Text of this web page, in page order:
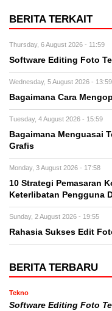
BERITA TERKAIT
Thursday, 6 August 2026 - 11:59
Software Editing Foto
Wednesday, 5 August 2026 - 13:59
Bagaimana Cara
Tuesday, 4 August 2026 - 15:59
Bagaimana Menguasai
Grafis
Monday, 3 August 2026 - 17:58
10 Strategi Pemasaran
Keterlibatan Pengguna
Sunday, 2 August 2026 - 19:55
Rahasia Sukses Edit
BERITA TERBARU
Tekno
Software Editing Foto